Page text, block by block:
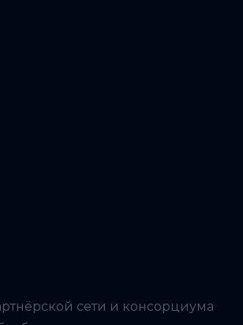
сети и консорциума